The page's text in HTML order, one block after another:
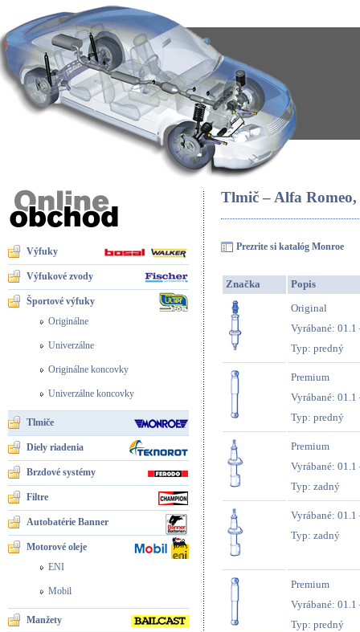
Výfuky
Výfukové zvody
Športové výfuky
Originálne
Univerzálne
Originálne koncovky
Univerzálne koncovky
Tlmiče
Diely riadenia
Brzdové systémy
Filtre
Autobatérie Banner
Motorové oleje
ENI
Mobil
Manžety
Tlmič – Alfa
Prezrite si katalóg Monroe
Značka Popis
Original
Vyrábané: 01.1
Typ: predný
Premium
Vyrábané: 01.1
Typ: predný
Premium
Vyrábané: 01.1
Typ: zadný
Vyrábané: 01.1
Typ: zadný
Premium
Vyrábané: 01.1
Typ: predný